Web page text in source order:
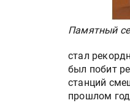
Памятный
стал
был побит
станций
прошлом